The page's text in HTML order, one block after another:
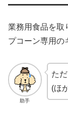
業務用食品を取
プコーン専用の
助手
た
(ほ